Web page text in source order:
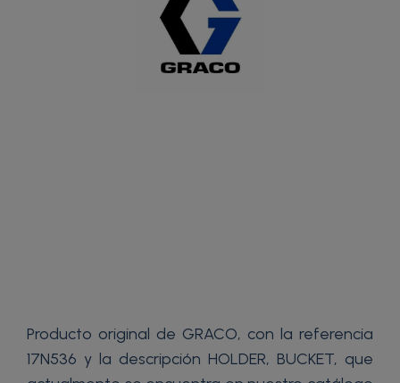
Producto original de GRACO, con la referencia
17N536 y la descripción HOLDER, BUCKET, que